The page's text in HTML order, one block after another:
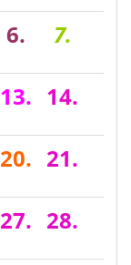
6. 7.
13. 14.
20. 21.
27. 28.